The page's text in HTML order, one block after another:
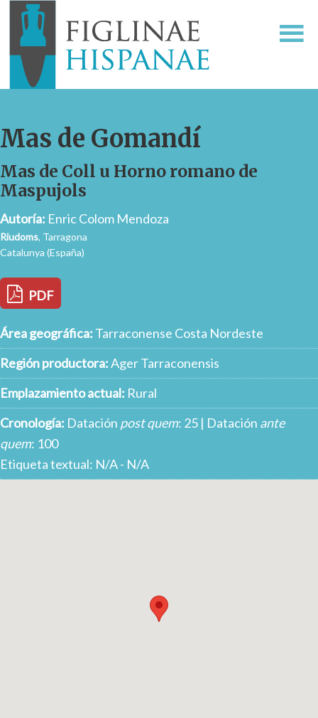
Mas de Gomandí
Mas de Coll u Horno romano de
Maspujols
Autoría: Enric Colom Mendoza
Riudoms, Tarragona
Catalunya (España)
PDF
Área geográfica: Tarraconense Costa Nordeste
Región productora:Ager Tarraconensis
Emplazamiento actual: Rural
Cronología: Datación post quem: 25 | Datación ante
quem: 100
Etiqueta textual: N/A - N/A